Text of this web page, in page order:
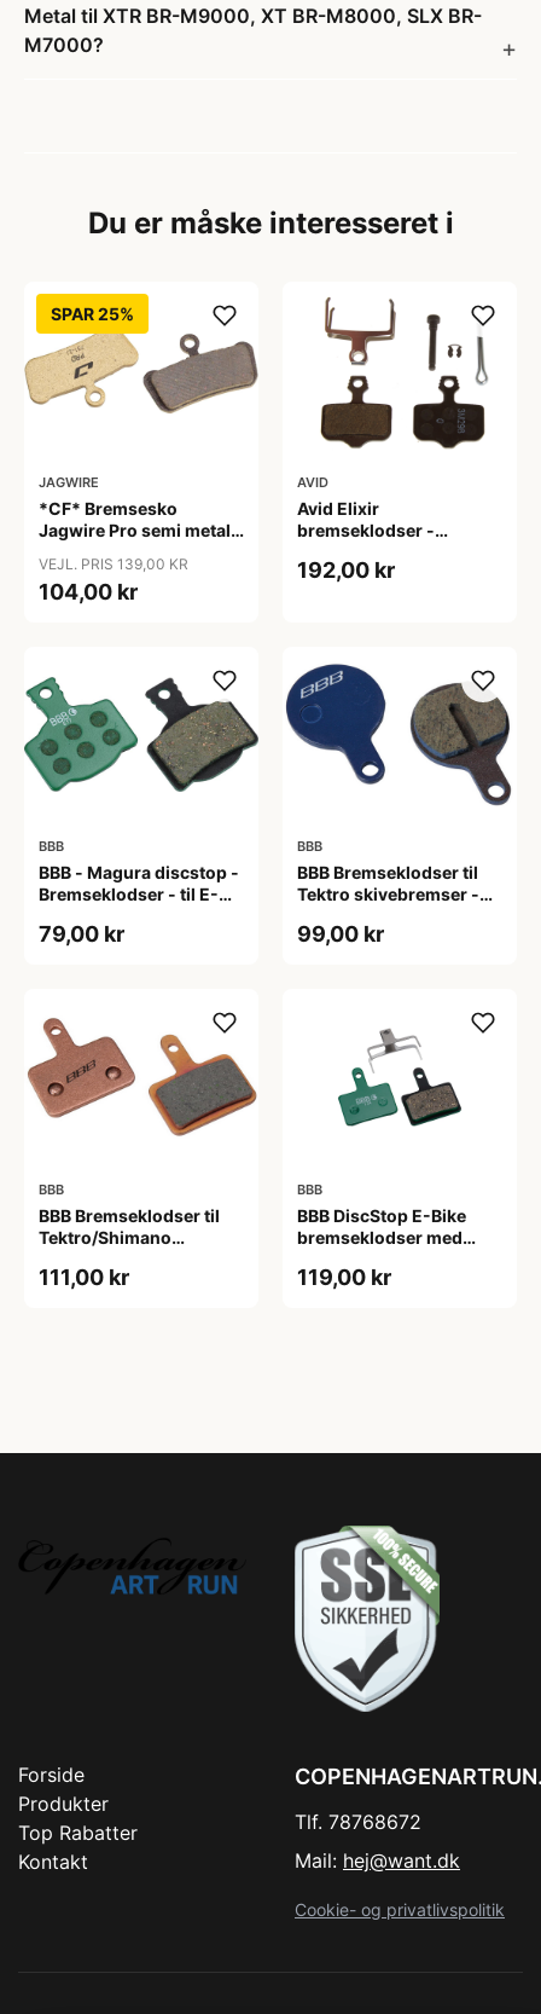
Metal til XTR BR-M9000, XT BR-M8000, SLX BR-
M7000?
Du er måske interesseret i
SPAR 25%
JAGWIRE
*CF* Bremsesko
Jagwire Pro semi metal
Ultimate/RCS/RS/R -
Avid Trail
VEJL. PRIS 139,00 KR
104,00 kr
AVID
Avid Elixir
bremseklodser -
192,00 kr
BBB
BBB - Magura discstop -
Bremseklodser - til E-
79,00 kr
BBB
BBB Bremseklodser til
Tektro skivebremser -
99,00 kr
BBB
BBB Bremseklodser til
Tektro/Shimano
Aquila
111,00 kr
BBB
BBB DiscStop E-Bike
bremseklodser med
belægning særligt til
119,00 kr
Forside
Produkter
Top Rabatter
Kontakt
Tlf. 78768672
Mail: hej@want.dk
Cookie- og privatlivspolitik